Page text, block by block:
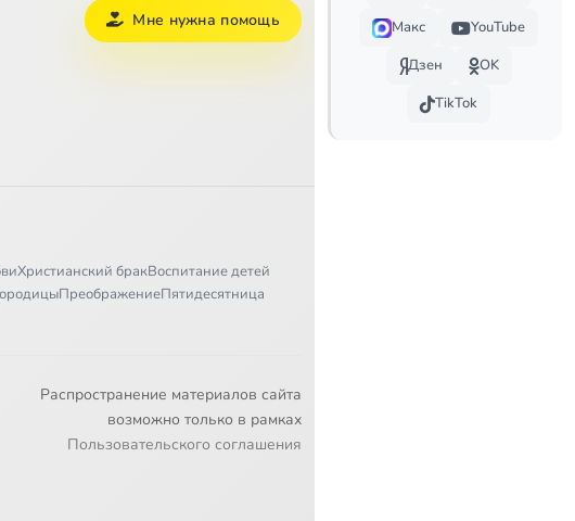
Мне нужна помощь
Христианский бракВоспитание детей
ПреображениеПятидесятница
Распространение материалов сайта
возможно только в рамках
Пользовательского соглашения
Макс
YouTube
Дзен
OK
TikTok